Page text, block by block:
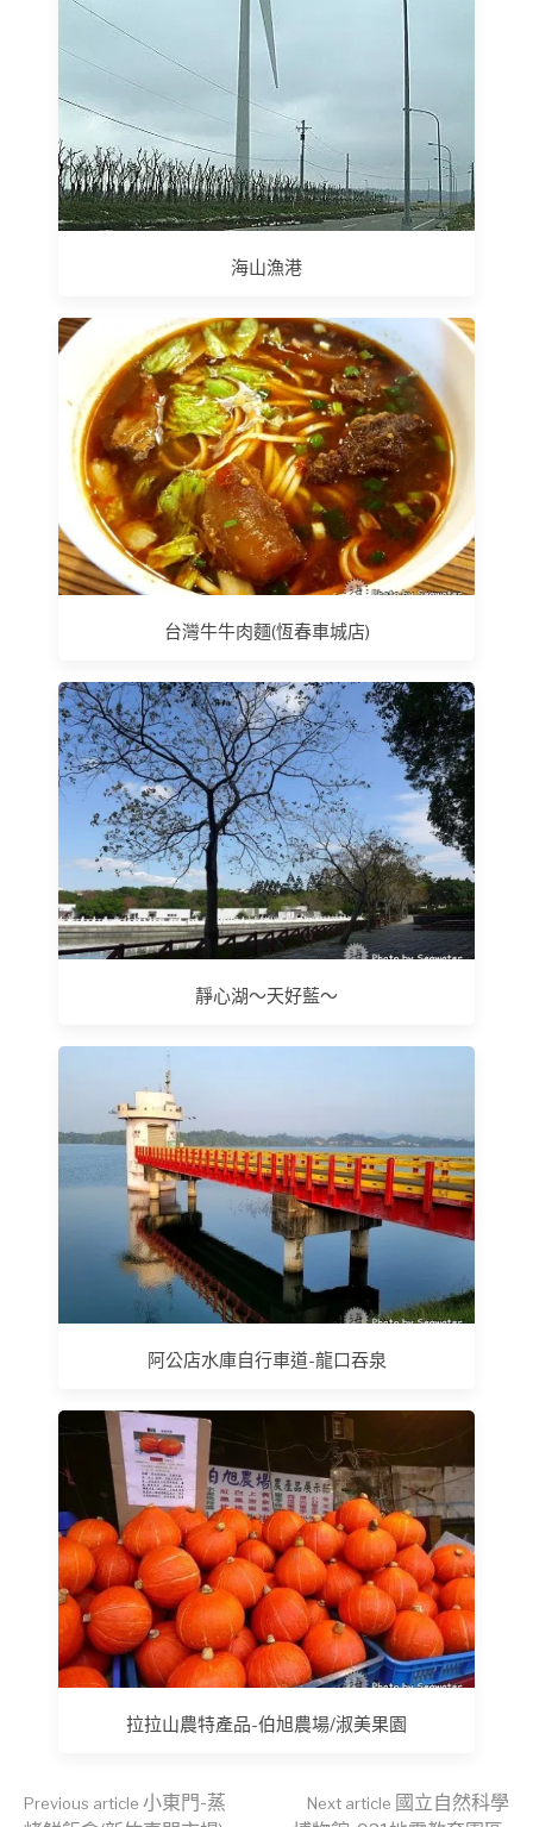
海山漁港
台灣牛牛肉麵(恆春車城店)
靜心湖～天好藍～
阿公店水庫自行車道-龍口吞泉
拉拉山農特產品-伯旭農場/淑美果園
Previous article 小東門-蒸
Next article 國立自然科學